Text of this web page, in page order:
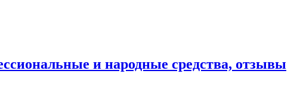
и народные средства, отзывы